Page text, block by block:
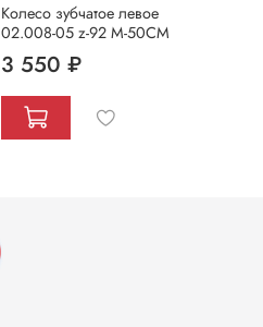
Колесо зубчатое левое
02.008-05 z-92 М-50СМ
3 550 ₽